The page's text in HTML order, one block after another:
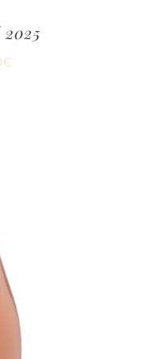
€